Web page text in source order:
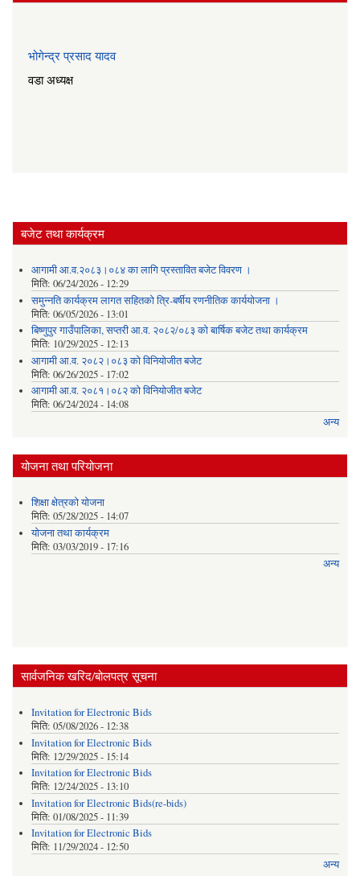
भोगेन्द्र प्रसाद यादव
वडा अध्यक्ष
बजेट तथा कार्यक्रम
आगामी आ.व.२०८३।०८४ का लागि प्रस्तावित बजेट विवरण ।
मिति: 06/24/2026 - 12:29
समुन्नति कार्यक्रम लागत सहितको त्रि-बर्षीय रणनीतिक कार्ययोजना ।
मिति: 06/05/2026 - 13:01
बिष्णुपुर गाउँपालिका, सप्तरी आ.व. २०८२/०८३ को बार्षिक बजेट तथा कार्यक्रम
मिति: 10/29/2025 - 12:13
आगामी आ.व. २०८२।०८३ को विनियोजीत बजेट
मिति: 06/26/2025 - 17:02
आगामी आ.व. २०८१।०८२ को विनियोजीत बजेट
मिति: 06/24/2024 - 14:08
अन्य
योजना तथा परियोजना
शिक्षा क्षेत्रकाे याेजना
मिति: 05/28/2025 - 14:07
याेजना तथा कार्यक्रम
मिति: 03/03/2019 - 17:16
अन्य
सार्वजनिक खरिद/बोलपत्र सूचना
Invitation for Electronic Bids
मिति: 05/08/2026 - 12:38
Invitation for Electronic Bids
मिति: 12/29/2025 - 15:14
Invitation for Electronic Bids
मिति: 12/24/2025 - 13:10
Invitation for Electronic Bids(re-bids)
मिति: 01/08/2025 - 11:39
Invitation for Electronic Bids
मिति: 11/29/2024 - 12:50
अन्य